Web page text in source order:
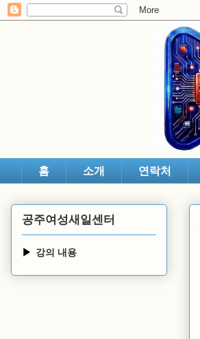
홈 소개 연락처
공주여성새일센터
강의 내용